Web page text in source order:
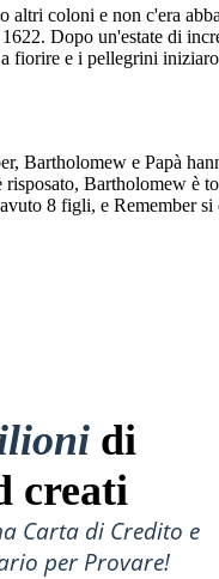
altri coloni e non c'era
Dopo un'estate di
fiorire e i pellegrini
Bartholomew e Papà
Bartholomew è
8 figli, e Remember si
di
creati
Carta di Credito e
per Provare!